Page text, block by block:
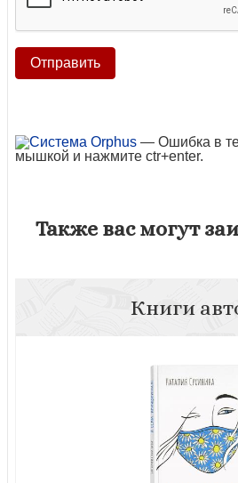
— Ошибка в
мышкой и нажмите ctr+enter.
Также вас могут
Книги